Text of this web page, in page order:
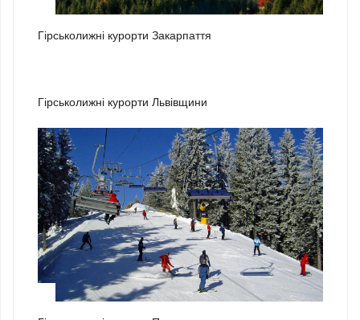
Гірськолижні курорти Закарпаття
Гірськолижні курорти Львівщини